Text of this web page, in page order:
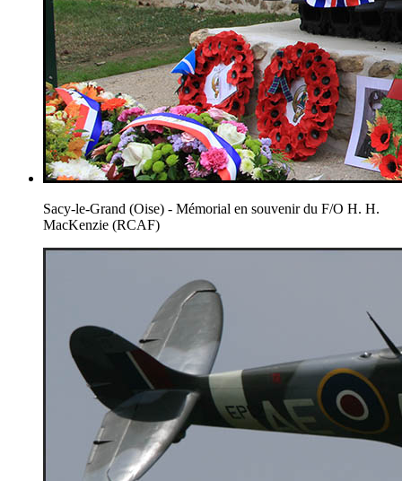
Sacy-le-Grand (Oise) - Mémorial en souvenir du F/O H. H.
MacKenzie (RCAF)